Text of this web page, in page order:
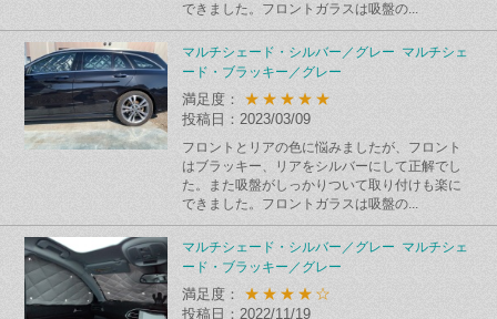
できました。フロントガラスは吸盤の...
マルチシェード・シルバー／グレー マルチシェ
ード・ブラッキー／グレー
満足度： ★★★★★
投稿日：2023/03/09
フロントとリアの色に悩みましたが、フロント
はブラッキー、リアをシルバーにして正解でし
た。また吸盤がしっかりついて取り付けも楽に
できました。フロントガラスは吸盤の...
マルチシェード・シルバー／グレー マルチシェ
ード・ブラッキー／グレー
満足度： ★★★★☆
投稿日：2022/11/19